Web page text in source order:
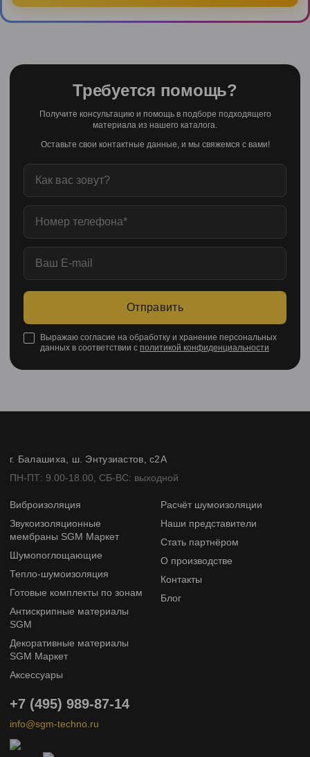
Требуется помощь?
Получите консультацию и помощь в подборе подходящего
материала из нашего каталога.
Оставьте свои контактные данные, и мы свяжемся с вами!
Отправить
Выражаю согласие на обработку и хранение персональных
данных в соответствии с политикой конфиденциальности
г. Балашиха, ш. Энтузиастов, с2А
ПН-ПТ: 9.00-18.00, СБ-ВС: выходной
Виброизоляция
Звукоизоляционные
мембраны SGM Маркет
Шумопоглощающие
Тепло-шумоизоляция
Готовые комплекты по зонам
Антискрипные материалы
SGM
Декоративные материалы
SGM Маркет
Аксессуары
Расчёт шумоизоляции
Наши представители
Стать партнёром
О производстве
Контакты
Блог
+7 (495) 989-87-14
info@sgm-techno.ru